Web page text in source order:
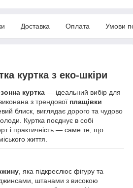
Доставка Оплата Умови
куртка з еко-шкіри
куртка — ідеальний вибір для
з трендової плащівки
блиск, виглядає дорого та чудово
Куртка поєднує в собі
і практичність — саме те, що
життя.
, яка підкреслює фігуру та
штанами з високою